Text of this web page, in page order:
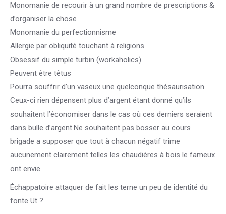
Monomanie de recourir à un grand nombre de prescriptions &
d’organiser la chose
Monomanie du perfectionnisme
Allergie par obliquité touchant à religions
Obsessif du simple turbin (workaholics)
Peuvent être têtus
Pourra souffrir d’un vaseux une quelconque thésaurisation
Ceux-ci rien dépensent plus d’argent étant donné qu’ils
souhaitent l’économiser dans le cas où ces derniers seraient
dans bulle d’argent.Ne souhaitent pas bosser au cours
brigade a supposer que tout à chacun négatif trime
aucunement clairement telles les chaudières à bois le fameux
ont envie.
Échappatoire attaquer de fait les terne un peu de identité du
fonte Ut ?